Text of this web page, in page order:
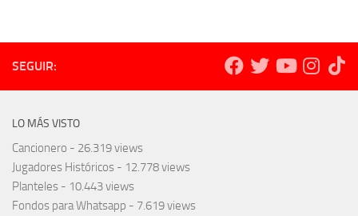
SEGUIR:
LO MÁS VISTO
Cancionero - 26.319 views
Jugadores Históricos - 12.778 views
Planteles - 10.443 views
Fondos para Whatsapp - 7.619 views